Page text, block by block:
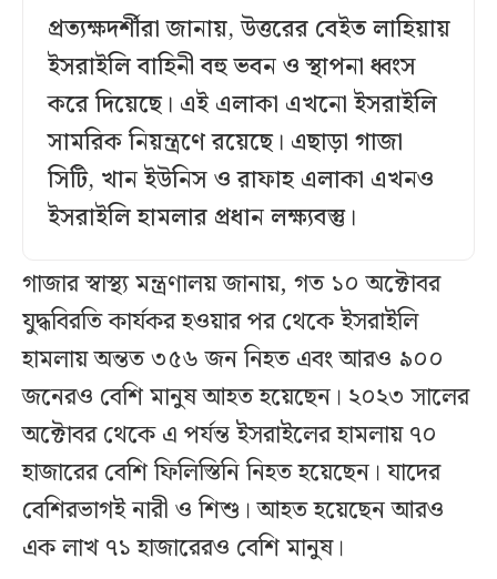
প্রত্যক্ষদর্শীরা জানায়, উত্তরের বেইত লাহিয়ায়
ইসরাইলি বাহিনী বহু ভবন ও স্থাপনা ধ্বংস
করে দিয়েছে। এই এলাকা এখনো ইসরাইলি
সামরিক নিয়ন্ত্রণে রয়েছে। এছাড়া গাজা
সিটি, খান ইউনিস ও রাফাহ এলাকা এখনও
ইসরাইলি হামলার প্রধান লক্ষ্যবস্তু।
গাজার স্বাস্থ্য মন্ত্রণালয় জানায়, গত ১০ অক্টোবর
যুদ্ধবিরতি কার্যকর হওয়ার পর থেকে ইসরাইলি
হামলায় অন্তত ৩৫৬ জন নিহত এবং আরও ৯০০
জনেরও বেশি মানুষ আহত হয়েছেন। ২০২৩ সালের
অক্টোবর থেকে এ পর্যন্ত ইসরাইলের হামলায় ৭০
হাজারের বেশি ফিলিস্তিনি নিহত হয়েছেন। যাদের
বেশিরভাগই নারী ও শিশু। আহত হয়েছেন আরও
এক লাখ ৭১ হাজারেরও বেশি মানুষ।